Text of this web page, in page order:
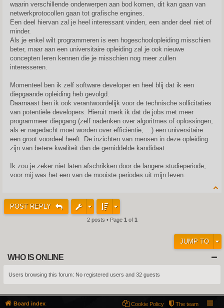
waarin verschillende onderwerpen aan bod komen, dit kan gaan van
netwerkprotocollen gaan tot grafische engines.
Een deel hiervan zal je heel interessant vinden, een ander deel niet of
minder.
Als je enkel wilt programmeren is een hogeschoolopleiding misschien
beter, maar aan een universitaire opleiding zal je ook nieuwe
concepten leren kennen die je misschien nog meer zullen
interesseren.
Momenteel ben ik zelf software developer en heel blij dat ik een
diepgaande opleiding heb gevolgd.
Daarnaast ben ik ook verantwoordelijk voor de technische sollicitaties
van potentiële developers. Hieruit merk ik dat de jobs met meer
programmeer diepgang (zelf nadenken over algoritmes of oplossingen,
als er nagedacht moet worden over efficiëntie, ...) een universitaire
een groot voordeel heeft. De inzichten van mensen in deze opleiding
zijn van betere kwaliteit dan de gemiddelde kandidaat.
Ik zou je zeker niet laten afschrikken door de langere studieperiode,
voor mij was het een van de mooiste periodes uit mijn leven.
POST REPLY
2 posts • Page 1 of 1
JUMP TO
WHO IS ONLINE
Users browsing this forum: No registered users and 32 guests
Board index The team
Cookie Policy